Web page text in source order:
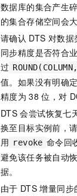
数据库的集合产生
的集合存储空间会
请确认 DTS 对数据
同步精度是否符合
过
值。如果没有明确
精度为 38 位，对
DTS 会尝试恢复七
换至目标实例前，
用 revoke 命令回
避免该任务被自动
据。
由于 DTS 增量同步